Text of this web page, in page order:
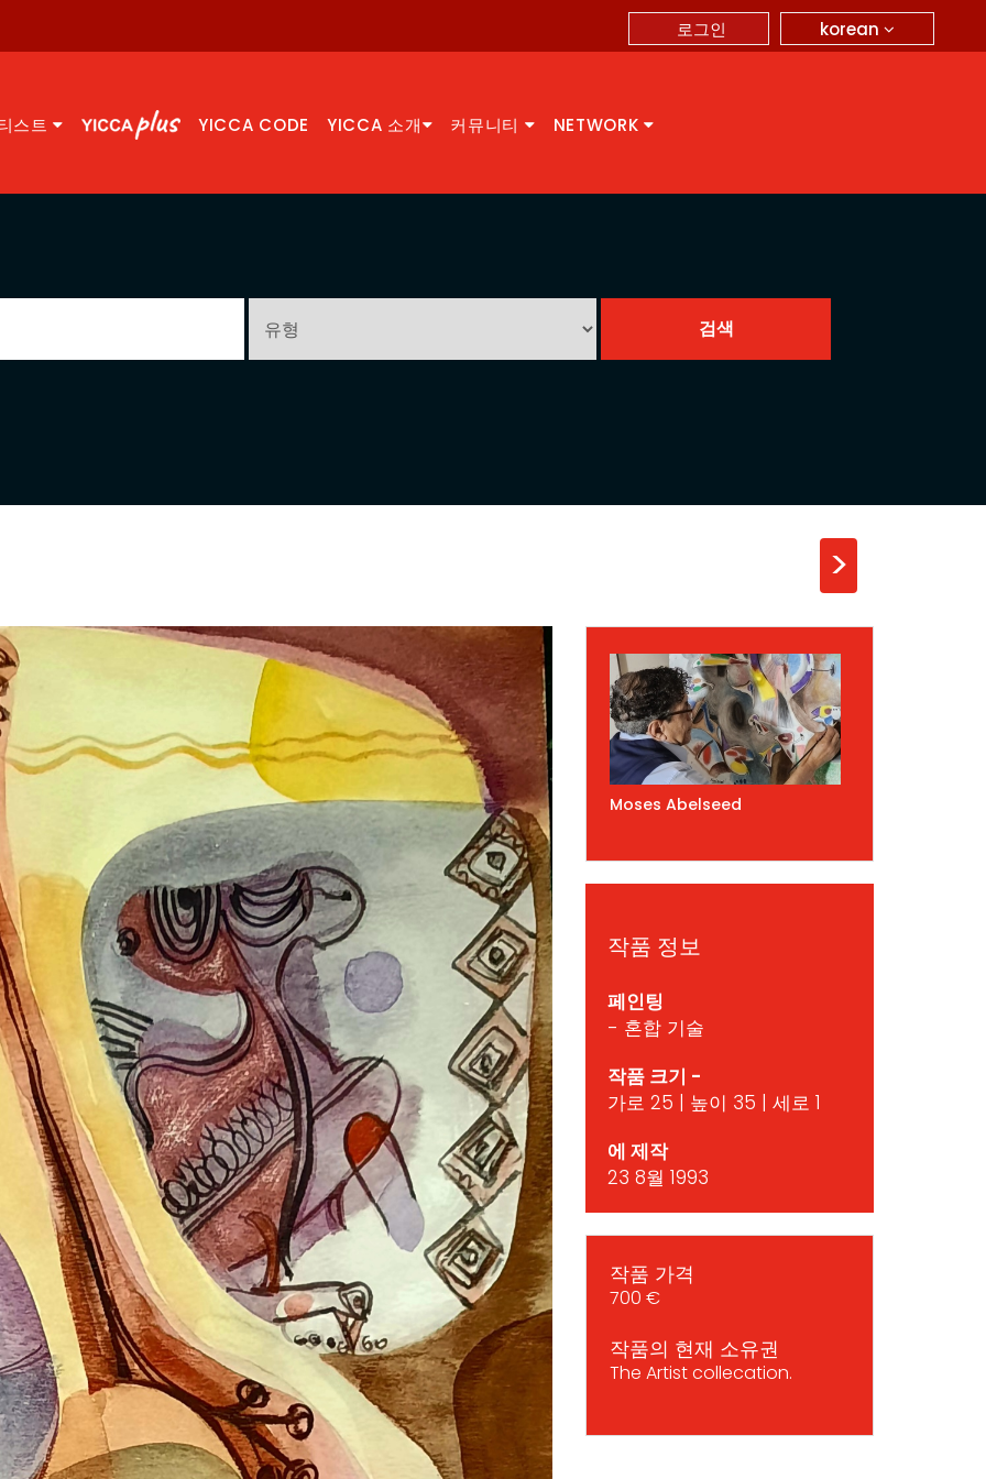
korean
로그인
스트 YICCA CODE YICCA 소개 커뮤니티 NETWORK
>
Moses Abelseed
작품 정보
페인팅
- 혼합 기술
작품 크기 -
가로 25 | 높이 35 | 세로 1
에 제작
23 8월 1993
작품 가격
700 €
작품의 현재 소유권
The Artist collecation.